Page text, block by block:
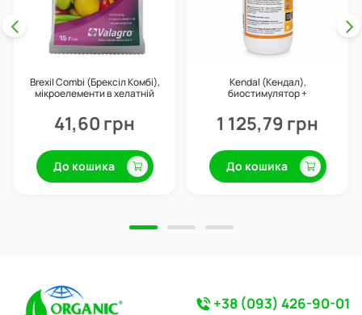
Brexil Combi (Брексіл Комбі),
мікроелементи в хелатній
41,60 грн
До кошика
Kendal (Кендал),
биостимулятор +
Valagro
1 125,79 грн
До кошика
+38 (093) 426-90-01